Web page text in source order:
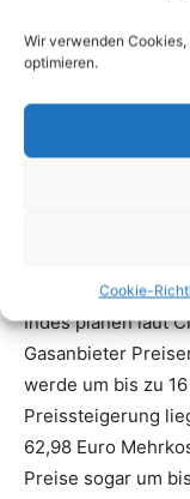
Wir verwenden
optimieren.
Cookie-